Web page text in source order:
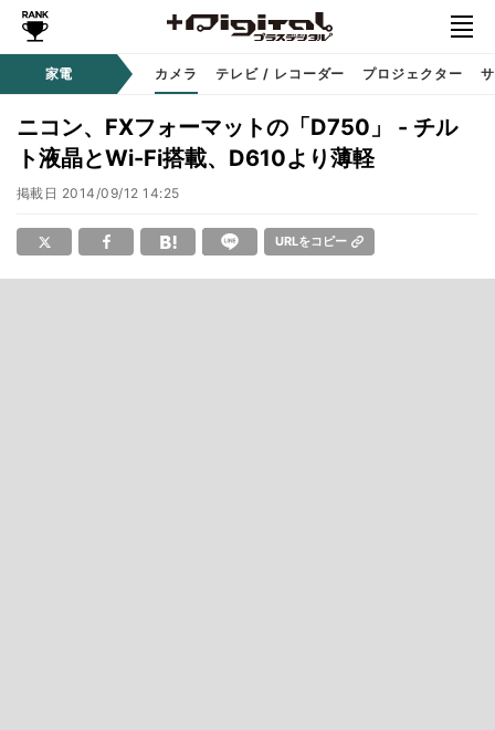
家電 カメラ テレビ / レコーダー プロジェクター
ニコン、FXフォーマットの「D750」 - チル
ト液晶とWi-Fi搭載、D610より薄軽
掲載日 2014/09/12 14:25
URLをコピー